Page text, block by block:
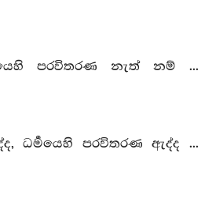
පරවිතරණ නැත් නම් ...
ධර්‍මයෙහි පරවිතරණ ඇද්ද ...